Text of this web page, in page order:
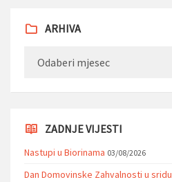
ARHIVA
ZADNJE VIJESTI
Nastupi u Biorinama 03/08/2026
Dan Domovinske Zahvalnosti u sridu